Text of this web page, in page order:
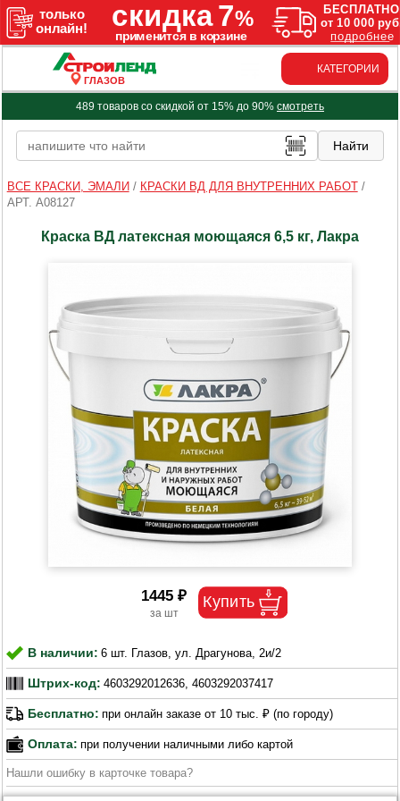
ГЛАЗОВ
КАТЕГОРИИ
489 товаров со скидкой от 15% до 90% смотреть
ВСЕ КРАСКИ, ЭМАЛИ / КРАСКИ ВД ДЛЯ ВНУТРЕННИХ РАБОТ/
АРТ. A08127
Краска ВД латексная моющаяся 6,5 кг, Лакра
1445 ₽
В наличии: 6 шт. Глазов, ул. Драгунова, 2и/2
Штрих-код: 4603292012636, 4603292037417
Бесплатно: при онлайн заказе от 10 тыс. ₽ (по городу)
Оплата: при получении наличными либо картой
Нашли ошибку в карточке товара?